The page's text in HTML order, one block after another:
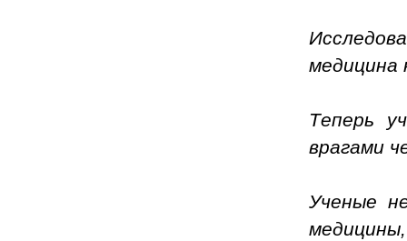
медицина
Теперь
врагами
Ученые